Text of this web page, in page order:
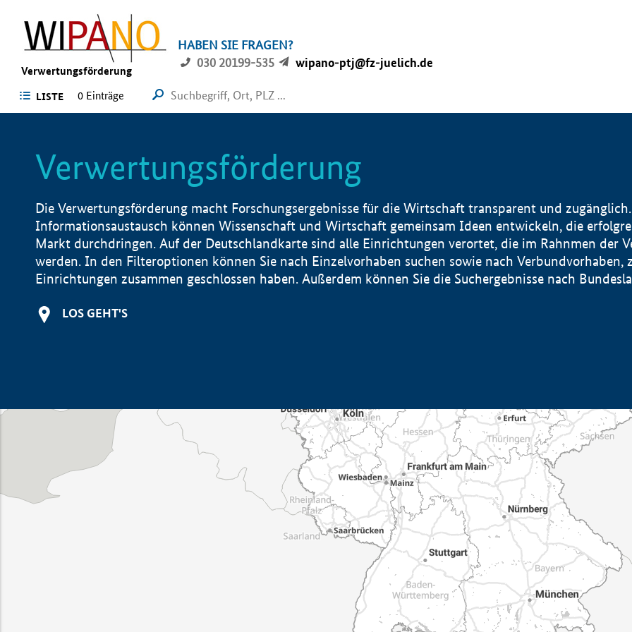
Verwertungsförderung
HABEN SIE FRAGEN?
030 20199-535
wipano-ptj@fz-juelich.de
LISTE 0 Einträge
Verwertungsförderung
Die Verwertungsförderung macht Forschungsergebnisse für die Wirtschaft transparent und
Informationsaustausch können Wissenschaft und Wirtschaft gemeinsam Ideen entwickeln, die
Markt durchdringen. Auf der Deutschlandkarte sind alle Einrichtungen verortet, die im Rahnmen der
werden. In den Filteroptionen können Sie nach Einzelvorhaben suchen sowie nach Verbundvorhaben,
Einrichtungen zusammen geschlossen haben. Außerdem können Sie die Suchergebnisse nach
LOS GEHT'S